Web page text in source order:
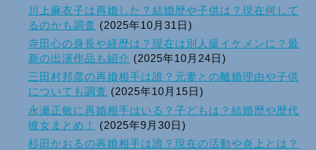
川上麻衣子は再婚した？結婚歴や子供は？現在何して
るのかも調査 (2025年10月31日)
寺田心の身長や経歴は？現在は別人級イケメンに？最
新の出演作品も紹介 (2025年10月24日)
三田村邦彦の再婚相手は誰？元妻との離婚理由や子供
についても調査 (2025年10月15日)
永瀬正敏に再婚相手はいる？子どもは？結婚歴や歴代
彼女まとめ！
(2025年9月30日)
杉田かおるの再婚相手は誰？現在の活動や炎上とは？